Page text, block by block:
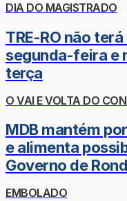
DIA DO MAGISTRADO
TRE-RO não
segunda-feira e
terça
O VAI E VOLTA DO
MDB mantém
e alimenta
Governo de
EMBOLADO